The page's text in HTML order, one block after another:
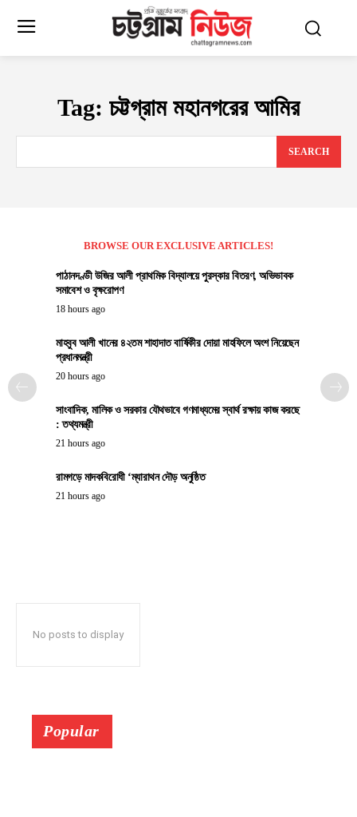
Tag: চট্টগ্রাম মহানগরের আমির
SEARCH
BROWSE OUR EXCLUSIVE ARTICLES!
পাঠানদণ্ডী উজির আলী প্রাথমিক বিদ্যালয়ে পুরস্কার বিতরণ, অভিভাবক
সমাবেশ ও বৃক্ষরোপণ
18 hours ago
মাহবুব আলী খানের ৪২তম শাহাদাত বার্ষিকীর দোয়া মাহফিলে অংশ নিয়েছেন
প্রধানমন্ত্রী
20 hours ago
সাংবাদিক, মালিক ও সরকার যৌথভাবে গণমাধ্যমের স্বার্থ রক্ষায় কাজ করছে
: তথ্যমন্ত্রী
21 hours ago
রামগড়ে মাদকবিরোধী ‘ম্যারাথন দৌড় অনুষ্ঠিত
21 hours ago
No posts to display
Popular